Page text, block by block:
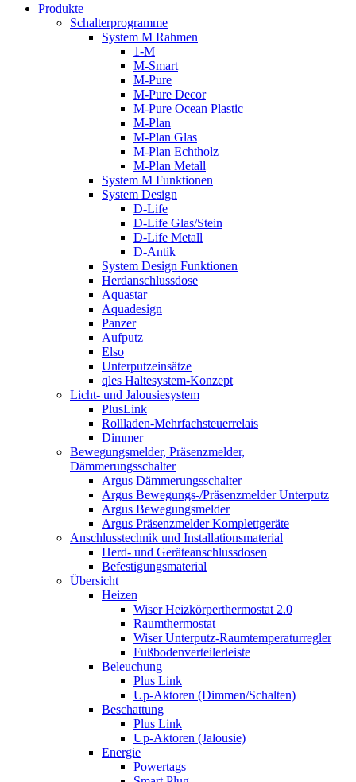
Produkte
Schalterprogramme
System M Rahmen
1-M
M-Smart
M-Pure
M-Pure Decor
M-Pure Ocean Plastic
M-Plan
M-Plan Glas
M-Plan Echtholz
M-Plan Metall
System M Funktionen
System Design
D-Life
D-Life Glas/Stein
D-Life Metall
D-Antik
System Design Funktionen
Herdanschlussdose
Aquastar
Aquadesign
Panzer
Aufputz
Elso
Unterputzeinsätze
qles Haltesystem-Konzept
Licht- und Jalousiesystem
PlusLink
Rollladen-Mehrfachsteuerrelais
Dimmer
Bewegungsmelder, Präsenzmelder,
Dämmerungsschalter
Argus Dämmerungsschalter
Argus Bewegungs-/Präsenzmelder Unterputz
Argus Bewegungsmelder
Argus Präsenzmelder Komplettgeräte
Anschlusstechnik und Installationsmaterial
Herd- und Geräteanschlussdosen
Befestigungsmaterial
Übersicht
Heizen
Wiser Heizkörperthermostat 2.0
Raumthermostat
Wiser Unterputz-Raumtemperaturregler
Fußbodenverteilerleiste
Beleuchung
Plus Link
Up-Aktoren (Dimmen/Schalten)
Beschattung
Plus Link
Up-Aktoren (Jalousie)
Energie
Powertags